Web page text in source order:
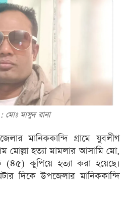
: মোঃ মাসুদ রানা
মানিককান্দি গ্রামে যুবলীগ
মোল্লা হত্যা মামলার আসামি মো.
কুপিয়ে হত্যা করা হয়েছে।
দিকে উপজেলার মানিককান্দি